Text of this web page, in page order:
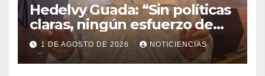
Hedelvy Guada: “Sin políticas
claras, ningún esfuerzo de
conservación rendirá frutos”
1 DE AGOSTO DE 2026 NOTICIENCIAS